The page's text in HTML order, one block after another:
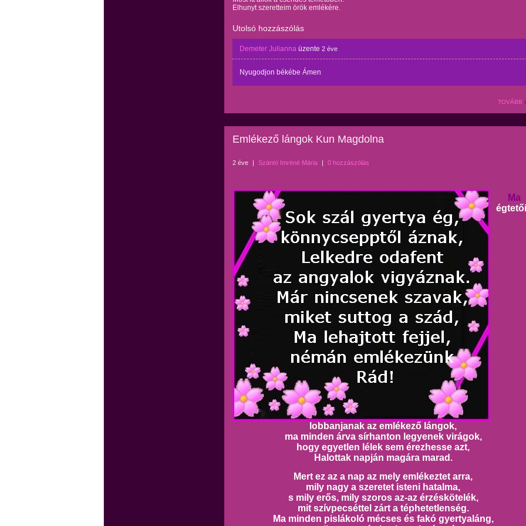
Elhunyt szeretteim örök emlékére.
Utolsó hozzászólás
Demeter Julianna üzente 2 éve
Nyugodjon békébe Ámen
TOVÁBB
Emlékező lángok Kun Magdolna
2 éve | Szántó Imréné Mária | 0 hozzászólás
Ma
lobbanjanak az emlékező lángok,
ma minden árva sírhanton legyenek virágok,
hogy egyetlen lélek sem érezhesse azt,
Halottak napján magára marad.
Mert ez az a nap az mely emlékeztet arra,
mily nagy a szeretet isteni hatalma,
s mily erős, mily szoros az-az érzéskötelék,
mit szívpecséttel zárt a téphetetlenség.
Ma minden pislákoló mécses és fakó gyertyaláng,